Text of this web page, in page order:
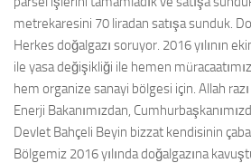
metrekaresini 70 liradan satışa sunduk.
Herkes doğalgazı soruyor. 2016 yılının
ile yasa değişikliği ile hemen
hem organize sanayi bölgesi için. Allah
Enerji Bakanımızdan,
Devlet Bahçeli Beyin bizzat kendisinin
Bölgemiz 2016 yılında doğalgazına